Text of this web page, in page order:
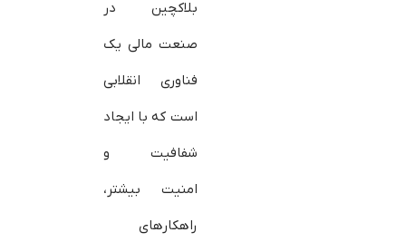
بلاکچین در
صنعت مالی یک
فناوری انقلابی
است که با ایجاد
شفافیت و
امنیت بیشتر،
راهکارهای